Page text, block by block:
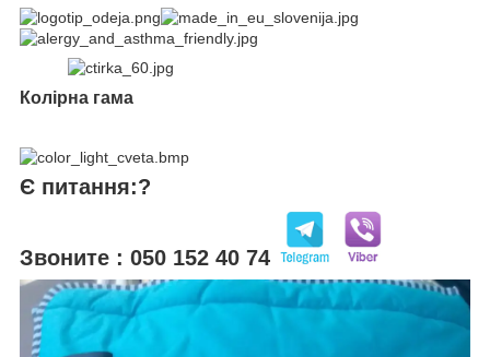
Колірна гама
Є питання:?
Звоните : 050 152 40 74